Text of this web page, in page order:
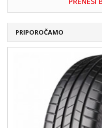
PRIPOROČAMO